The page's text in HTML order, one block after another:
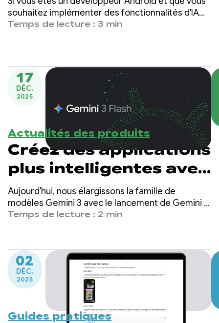
Gemini pour Android
souhaitez implémenter des fonctionnalités d'IA
innovantes dans votre application, nous avons
Temps de lecture : 3 min
17
DÉC.
2025
Actualités des produits
Créez des applications
plus intelligentes avec
Gemini 3 Flash
Aujourd'hui, nous élargissons la famille de
modèles Gemini 3 avec le lancement de Gemini 3
Flash, une intelligence de pointe conçue pour la
Temps de lecture : 2 min
02
DÉC.
2025
Guides pratiques